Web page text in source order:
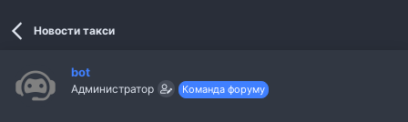
е
м
а
Новости такси
bot
Администратор Команда форуму